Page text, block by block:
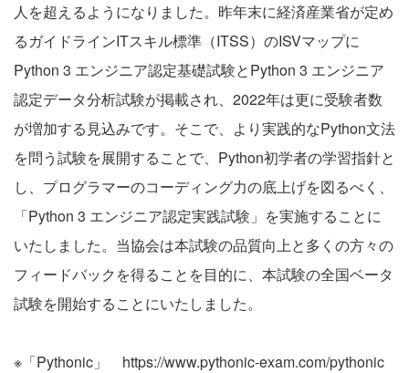
人を超えるようになりました。昨年末に経済産業省が定め
るガイドラインITスキル標準（ITSS）のISVマップに
Python 3 エンジニア認定基礎試験とPython 3 エンジニア
認定データ分析試験が掲載され、2022年は更に受験者数
が増加する見込みです。そこで、より実践的なPython文法
を問う試験を展開することで、Python初学者の学習指針と
し、プログラマーのコーディング力の底上げを図るべく、
「Python 3 エンジニア認定実践試験」を実施することに
いたしました。当協会は本試験の品質向上と多くの方々の
フィードバックを得ることを目的に、本試験の全国ベータ
試験を開始することにいたしました。
※「Pythonic」 https://www.pythonic-exam.com/pythonic